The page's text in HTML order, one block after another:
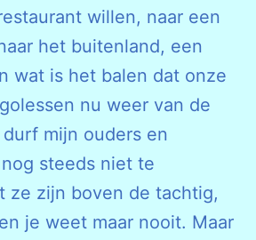
willen, naar een
het buitenland, een
wat is het balen dat onze
nu weer van de
mijn ouders en
steeds niet te
ze zijn boven de tachtig,
je weet maar nooit. Maar